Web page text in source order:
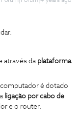
através da plataforma
é dotado
ligação por cabo de
e o router.